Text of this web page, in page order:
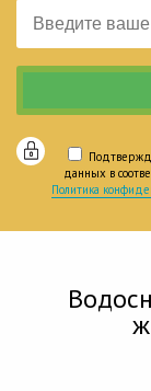
данных в
Политика